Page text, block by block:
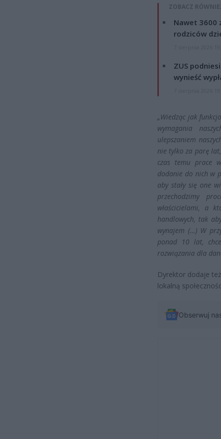
ZOBACZ
Nawet 3600
rodziców
ZUS
wynieść
„Wiedząc jak
wymagania
ulepszaniem
nie tylko za parę
czas temu prace
dodanie do nich w
aby stały się one
przechodzimy
właścicielami, a
handlowych, tak
wynajem (…) W
ponad 10 lat,
rozwiązania dla
Dyrektor dodaje
lokalną
Obserwuj